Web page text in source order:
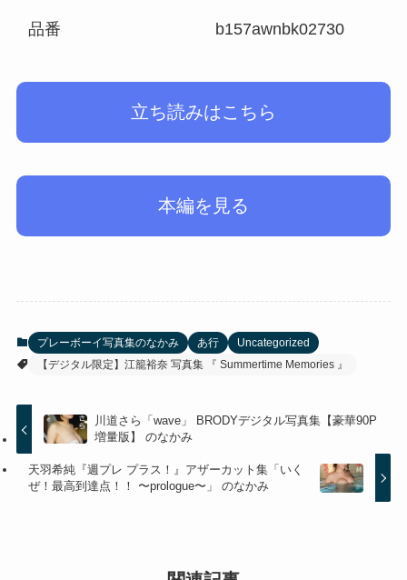
品番 b157awnbk02730
立ち読みはこちら
本編を見る
プレーボーイ写真集のなかみ あ行
Uncategorized
【デジタル限定】江籠裕奈 写真集 『 Summertime Memories 』
川道さら「wave」 BRODYデジタル写真集【豪華90P
増量版】 のなかみ
天羽希純『週プレ プラス！』アザーカット集「いく
ぜ！最高到達点！！ 〜prologue〜」 のなかみ